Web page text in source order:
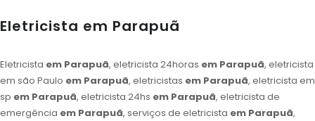
Eletricista em Parapuã
Eletricista em Parapuã, eletricista 24horas em Parapuã, eletricista
em são Paulo em Parapuã, eletricistas em Parapuã, eletricista em
sp em Parapuã, eletricista 24hs em Parapuã, eletricista de
emergência em Parapuã, serviços de eletricista em Parapuã,